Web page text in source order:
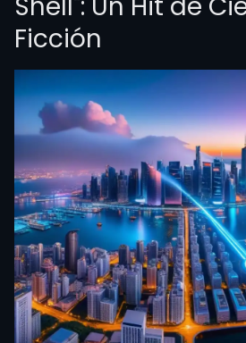
Ficción